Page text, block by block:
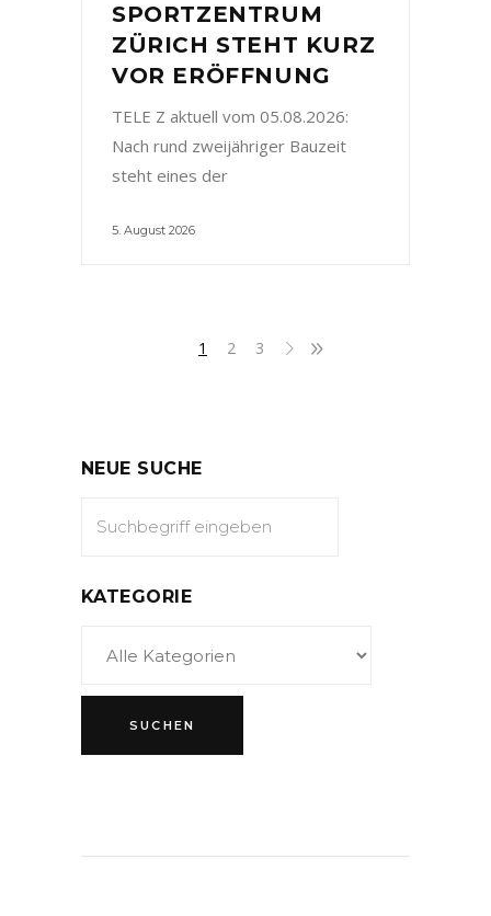
SPORTZENTRUM
ZÜRICH STEHT KURZ
VOR ERÖFFNUNG
TELE Z aktuell vom 05.08.2026:
Nach rund zweijähriger Bauzeit
steht eines der
5. August 2026
1 2 3
NEUE SUCHE
KATEGORIE